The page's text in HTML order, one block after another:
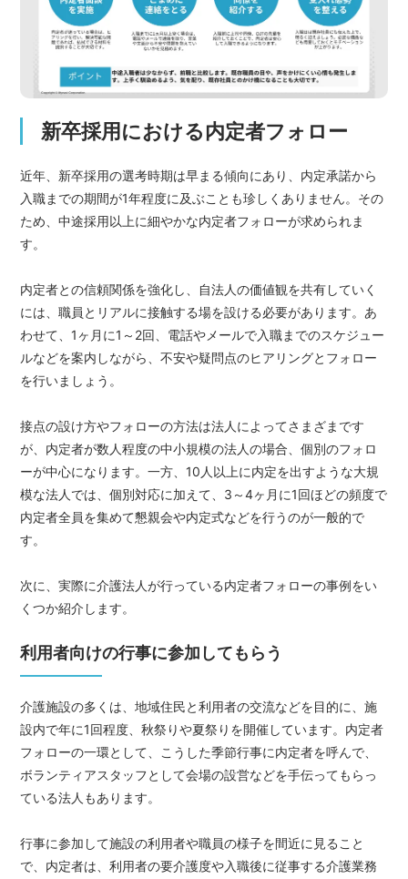
新卒採用における内定者フォロー
近年、新卒採用の選考時期は早まる傾向にあり、内定承諾から
入職までの期間が1年程度に及ぶことも珍しくありません。その
ため、中途採用以上に細やかな内定者フォローが求められま
す。
内定者との信頼関係を強化し、自法人の価値観を共有していく
には、職員とリアルに接触する場を設ける必要があります。あ
わせて、1ヶ月に1～2回、電話やメールで入職までのスケジュー
ルなどを案内しながら、不安や疑問点のヒアリングとフォロー
を行いましょう。
接点の設け方やフォローの方法は法人によってさまざまです
が、内定者が数人程度の中小規模の法人の場合、個別のフォロ
ーが中心になります。一方、10人以上に内定を出すような大規
模な法人では、個別対応に加えて、3～4ヶ月に1回ほどの頻度で
内定者全員を集めて懇親会や内定式などを行うのが一般的で
す。
次に、実際に介護法人が行っている内定者フォローの事例をい
くつか紹介します。
利用者向けの行事に参加してもらう
介護施設の多くは、地域住民と利用者の交流などを目的に、施
設内で年に1回程度、秋祭りや夏祭りを開催しています。内定者
フォローの一環として、こうした季節行事に内定者を呼んで、
ボランティアスタッフとして会場の設営などを手伝ってもらっ
ている法人もあります。
行事に参加して施設の利用者や職員の様子を間近に見ること
で、内定者は、利用者の要介護度や入職後に従事する介護業務